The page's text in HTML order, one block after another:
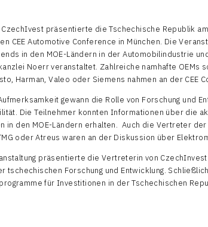
CzechIvest präsentierte die Tschechische Republik
CEE Automotive Conference in München. Die
in den MOE-Ländern in der Automobilindustrie
Noerr veranstaltet. Zahlreiche namhafte OEMs
Harman, Valeo oder Siemens nahmen an der CEE
gewann die Rolle von Forschung und
Die Teilnehmer konnten Informationen über die
in den MOE-Ländern erhalten. Auch die Vertreter
oder Atreus waren an der Diskussion über
präsentierte die Vertreterin von
tschechischen Forschung und Entwicklung.
für Investitionen in der Tschechischen